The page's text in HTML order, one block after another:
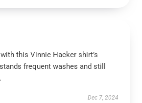
with this Vinnie Hacker shirt’s
frequent washes and still
Dec 7, 2024